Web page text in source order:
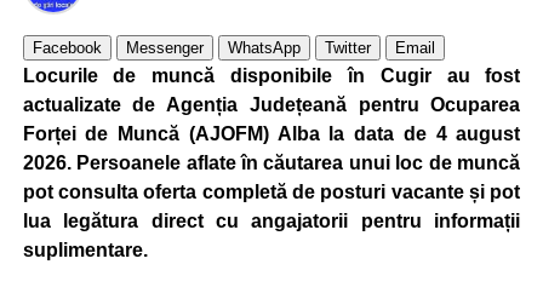
Facebook Messenger WhatsApp Twitter Email
Locurile de muncă disponibile în Cugir au fost
actualizate de Agenția Județeană pentru Ocuparea
Forței de Muncă (AJOFM) Alba la data de 4 august
2026. Persoanele aflate în căutarea unui loc de muncă
pot consulta oferta completă de posturi vacante și pot
lua legătura direct cu angajatorii pentru informații
suplimentare.